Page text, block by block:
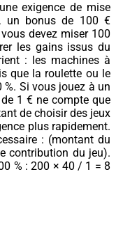
exigence de mise
un bonus de 100 €
devez miser 100
les gains issus du
: les machines à
que la roulette ou le
%. Si vous jouez à un
1 € ne compte que
de choisir des jeux
plus rapidement.
: (montant du
contribution du jeu).
% : 200 × 40 / 1 = 8